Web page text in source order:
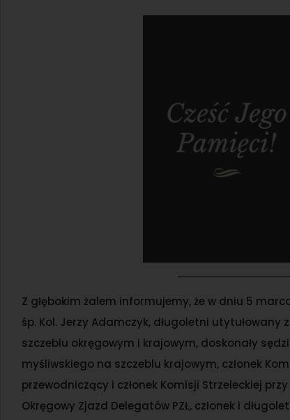
Z głębokim żalem informujemy, że w dniu 5
śp. Kol. Jerzy Adamczyk, długoletni
szczeblu okręgowym i krajowym, doskonały
myśliwskiego na szczeblu krajowym, członek
przewodniczący i członek Komisji Strzeleckiej
Okręgowy Zjazd Delegatów PZŁ, członek i